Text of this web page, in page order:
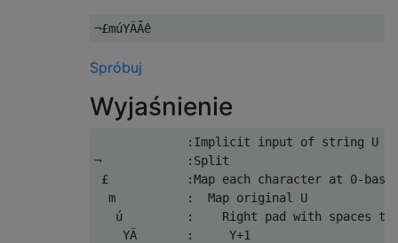
Spróbuj
Wyjaśnienie
             :Implicit input of string U
¬            :Split
£           :Map each character at 0-
  m          :  Map original U
ú         :    Right pad with spaces to
    YÄ       :     Y+1